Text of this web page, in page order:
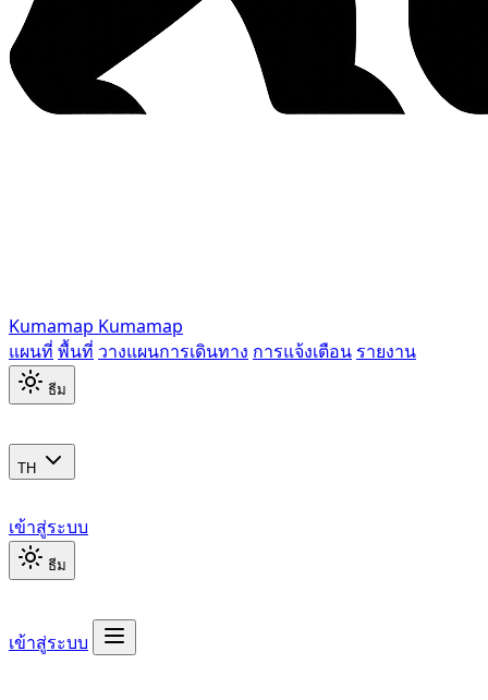
Kumamap Kumamap
แผนที่ พื้นที่ วางแผนการเดินทาง การแจ้งเตือน รายงาน
ธีม
TH
เข้าสู่ระบบ
ธีม
เข้าสู่ระบบ